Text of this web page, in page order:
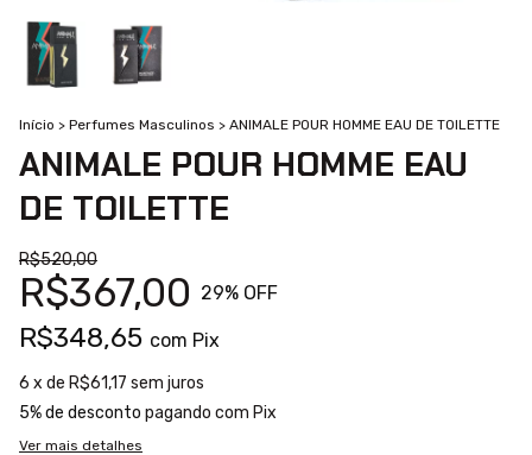
Início > Perfumes Masculinos > ANIMALE POUR HOMME EAU DE TOILETTE
ANIMALE POUR HOMME EAU
DE TOILETTE
R$520,00
R$367,00 29% OFF
R$348,65 com Pix
6 x de R$61,17 sem juros
5% de desconto pagando com Pix
Ver mais detalhes